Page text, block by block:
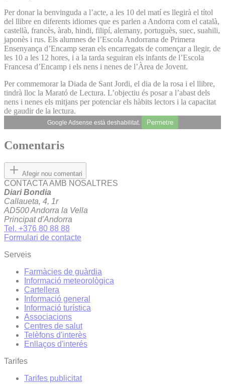
Per donar la benvinguda a l’acte, a les 10 del matí es llegirà el títol
del llibre en diferents idiomes que es parlen a Andorra com el català,
castellà, francès, àrab, hindi, filipí, alemany, portuguès, suec, suahili,
japonès i rus. Els alumnes de l’Escola Andorrana de Primera
Ensenyança d’Encamp seran els encarregats de començar a llegir, de
les 10 a les 12 hores, i a la tarda seguiran els infants de l’Escola
Francesa d’Encamp i els nens i nenes de l’Àrea de Jovent.
Per commemorar la Diada de Sant Jordi, el dia de la rosa i el llibre,
tindrà lloc la Marató de Lectura. L’objectiu és posar a l’abast dels
nens i nenes els mitjans per potenciar els hàbits lectors i la capacitat
de gaudir de la lectura.
Google Adsense està deshabilitat. Permetre
Comentaris
Afegir nou comentari
CONTACTA AMB NOSALTRES
Diari Bondia
Callaueta, 4, 1r
AD500 Andorra la Vella
Principat d'Andorra
Tel. +376 80 88 88
Formulari de contacte
Serveis
Farmàcies de guàrdia
Informació meteorològica
Cartellera
Informació general
Informació turística
Associacions
Centres de salut
Telèfons d'interès
Enllaços d'interés
Tarifes
Tarifes publicitat